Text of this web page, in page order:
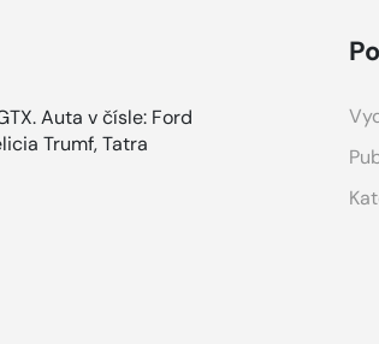
Auta v čísle: Ford
Trumf, Tatra